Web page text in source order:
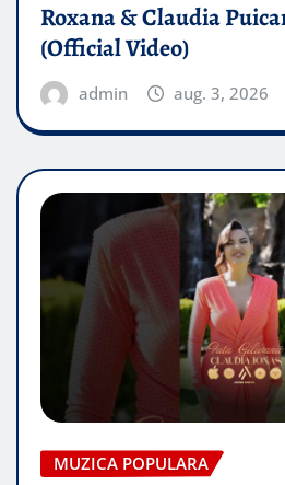
Roxana & Claudia
(Official Video)
admin aug. 3, 2026
MUZICA POPULARA